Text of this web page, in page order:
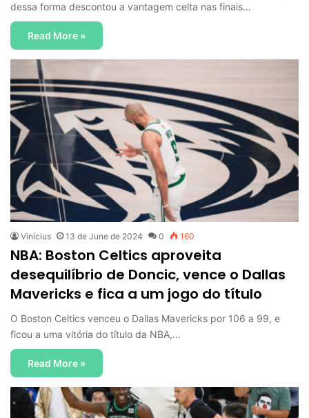
dessa forma descontou a vantagem celta nas finais…
Read More »
Vinícius 13 de June de 2024 0 160
NBA: Boston Celtics aproveita
desequilíbrio de Doncic, vence o Dallas
Mavericks e fica a um jogo do título
O Boston Celtics venceu o Dallas Mavericks por 106 a 99, e
ficou a uma vitória do título da NBA,…
Read More »